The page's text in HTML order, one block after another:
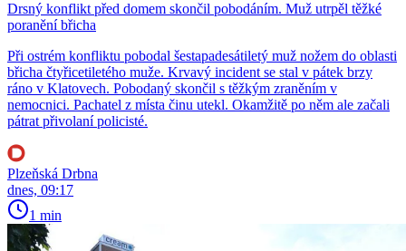
Drsný konflikt před domem skončil pobodáním. Muž utrpěl těžké
poranění břicha
Při ostrém konfliktu pobodal šestapadesátiletý muž nožem do oblasti
břicha čtyřicetiletého muže. Krvavý incident se stal v pátek brzy
ráno v Klatovech. Pobodaný skončil s těžkým zraněním v
nemocnici. Pachatel z místa činu utekl. Okamžitě po něm ale začali
pátrat přivolaní policisté.
Plzeňská Drbna
dnes, 09:17
1 min